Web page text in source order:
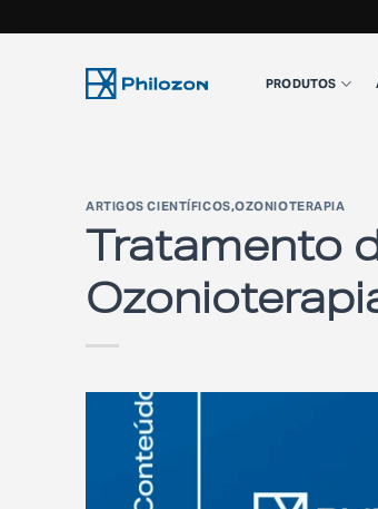
PRODUTOS
ARTIGOS CIENTÍFICOS,OZONIOTERAPIA
Tratamento